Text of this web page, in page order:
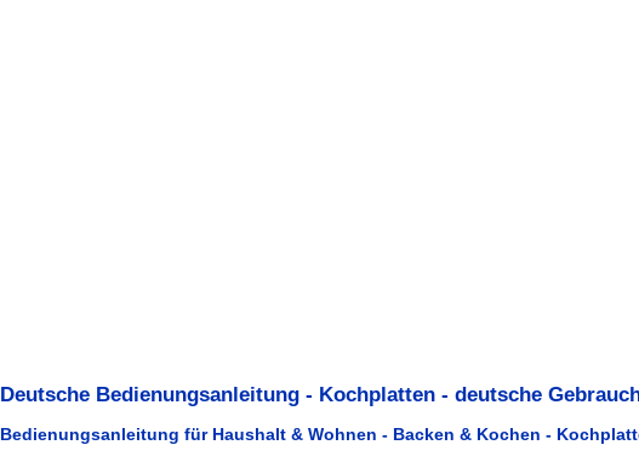
Deutsche Bedienungsanleitung - Kochplatten - deutsche
Bedienungsanleitung für Haushalt & Wohnen - Backen & Kochen -